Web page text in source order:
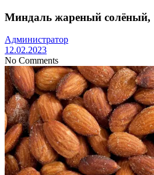
Миндаль жареный солёный,
Администратор
12.02.2023
No Comments